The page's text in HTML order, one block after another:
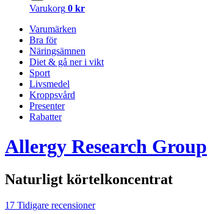
Varukorg 0 kr
Varumärken
Bra för
Näringsämnen
Diet & gå ner i vikt
Sport
Livsmedel
Kroppsvård
Presenter
Rabatter
Allergy Research Group
Naturligt körtelkoncentrat
17 Tidigare recensioner